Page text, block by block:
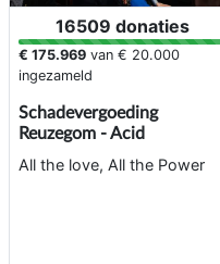
16509 donaties
€ 175.969 van € 20.000
ingezameld
Schadevergoeding
Reuzegom - Acid
All the love, All the Power